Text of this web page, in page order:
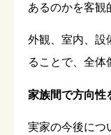
あるのかを客観
外観、室内、設
ることで、全体
家族間で方向性
実家の今後につ